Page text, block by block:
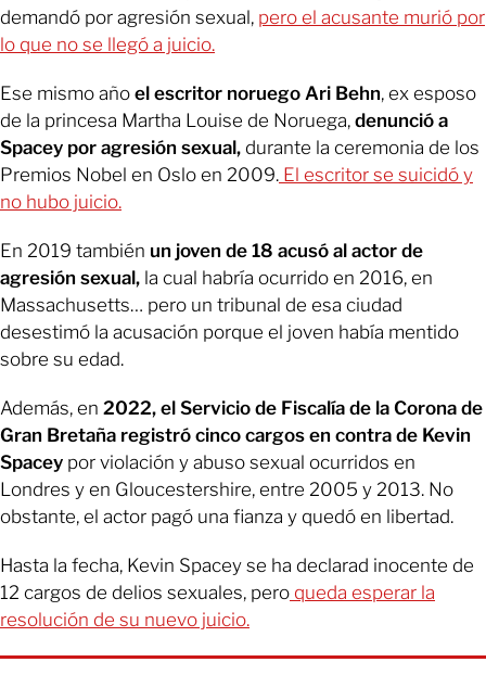
demandó por agresión sexual, pero el acusante murió por
lo que no se llegó a juicio.
Ese mismo año el escritor noruego Ari Behn, ex esposo
de la princesa Martha Louise de Noruega, denunció a
Spacey por agresión sexual, durante la ceremonia de los
Premios Nobel en Oslo en 2009. El escritor se suicidó y
no hubo juicio.
En 2019 también un joven de 18 acusó al actor de
agresión sexual, la cual habría ocurrido en 2016, en
Massachusetts… pero un tribunal de esa ciudad
desestimó la acusación porque el joven había mentido
sobre su edad.
Además, en 2022, el Servicio de Fiscalía de la Corona de
Gran Bretaña registró cinco cargos en contra de Kevin
Spacey por violación y abuso sexual ocurridos en
Londres y en Gloucestershire, entre 2005 y 2013. No
obstante, el actor pagó una fianza y quedó en libertad.
Hasta la fecha, Kevin Spacey se ha declarad inocente de
12 cargos de delios sexuales, pero queda esperar la
resolución de su nuevo juicio.